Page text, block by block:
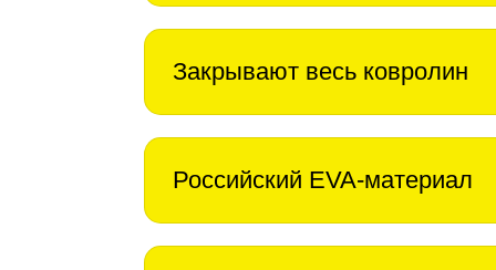
Закрывают весь ковролин
Российский EVA-материал